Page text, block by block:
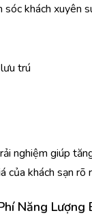
sóc khách xuyên
trú
nghiệm giúp
của khách sạn rõ
Năng Lượng